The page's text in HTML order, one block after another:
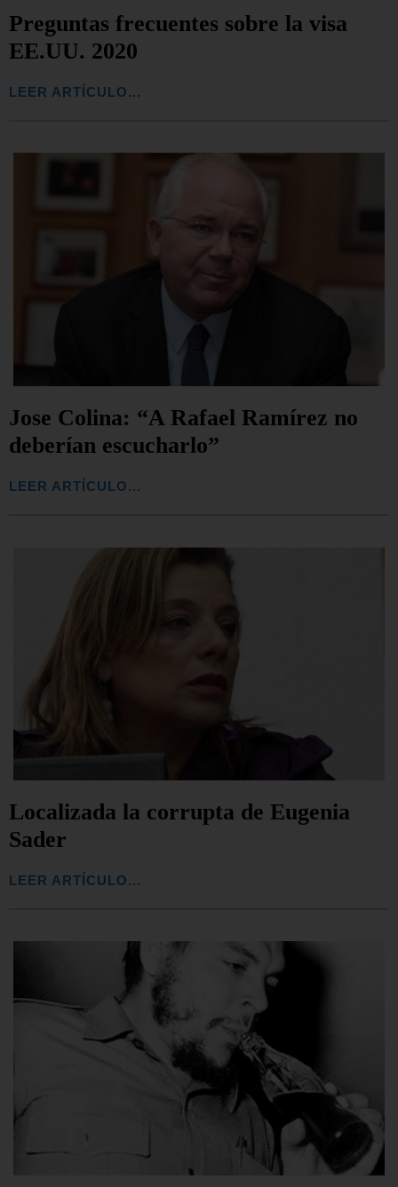
Preguntas frecuentes sobre la visa
EE.UU. 2020
LEER ARTÍCULO...
Jose Colina: “A Rafael Ramírez no
deberían escucharlo”
LEER ARTÍCULO...
Localizada la corrupta de Eugenia
Sader
LEER ARTÍCULO...